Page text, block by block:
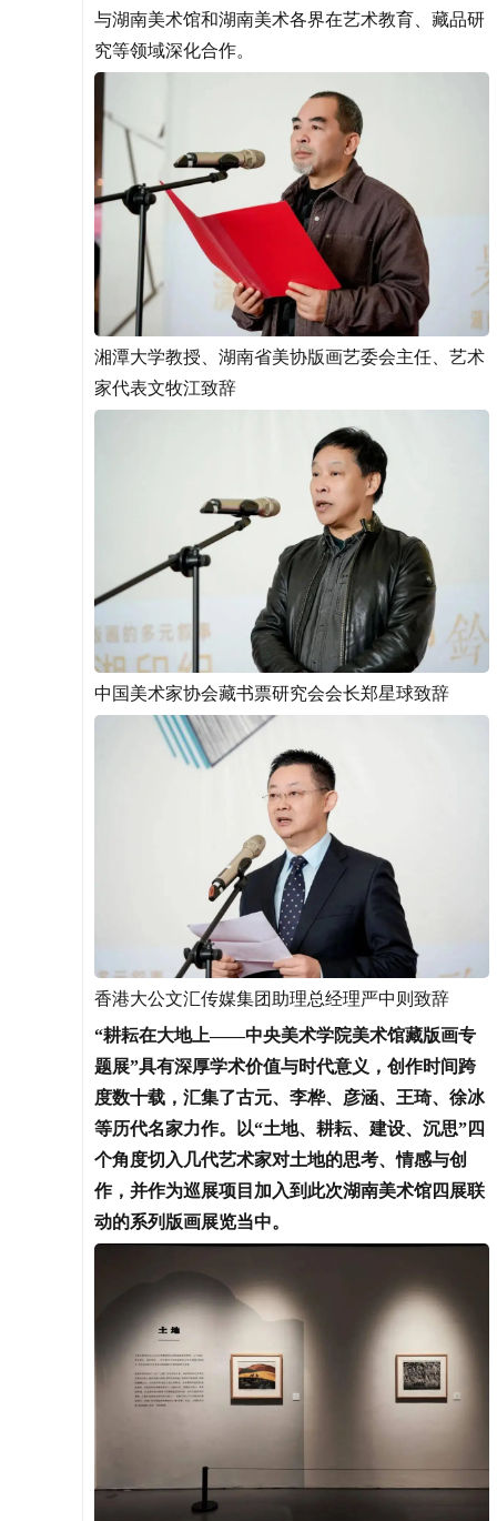
与湖南美术馆和湖南美术各界在艺术教育、藏品研
究等领域深化合作。
湘潭大学教授、湖南省美协版画艺委会主任、艺术
家代表文牧江致辞
中国美术家协会藏书票研究会会长郑星球致辞
香港大公文汇传媒集团助理总经理严中则致辞
“耕耘在大地上——中央美术学院美术馆藏版画专
题展”具有深厚学术价值与时代意义，创作时间跨
度数十载，汇集了古元、李桦、彦涵、王琦、徐冰
等历代名家力作。以“土地、耕耘、建设、沉思”四
个角度切入几代艺术家对土地的思考、情感与创
作，并作为巡展项目加入到此次湖南美术馆四展联
动的系列版画展览当中。